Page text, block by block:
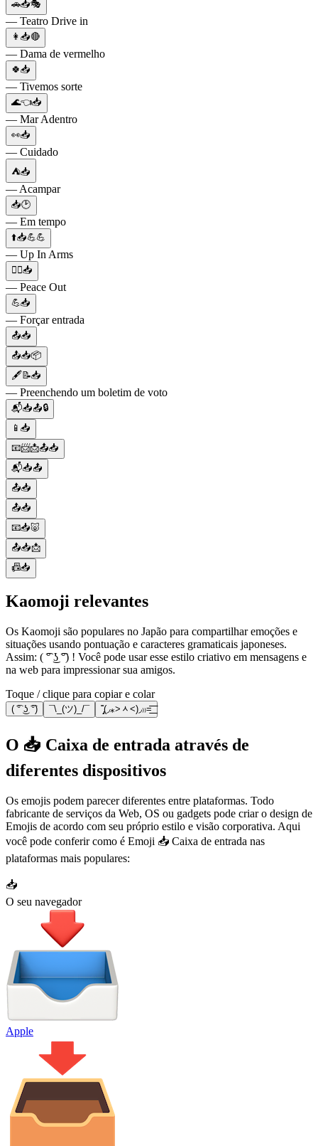
🚗📥🎭
— Teatro Drive in
👩📥🔴
— Dama de vermelho
🍀📥
— Tivemos sorte
🌊👈📥
— Mar Adentro
👀📥
— Cuidado
⛺️📥
— Acampar
📥🕑
— Em tempo
⬆️📥💪💪
— Up In Arms
✌🏻📥
— Peace Out
💪📥
— Forçar entrada
📤📥
📤📥📦
🖋📝📥
— Preenchendo um boletim de voto
📬📥📤🔒
📱📥
📧📨📩📤📥
📬📥📤
📤📥
📤📥
📧📥🐷
📤📥📩
📠📥
Kaomoji relevantes
Os Kaomoji são populares no Japão para compartilhar emoções e
situações usando pontuação e caracteres gramaticais japoneses.
Assim: ( ͡° ͜ʖ ͡°) ! Você pode usar esse estilo criativo em mensagens e
na web para impressionar sua amigos.
Toque / clique para copiar e colar
( ͡° ͜ʖ ͡°) ¯\_(ツ)_/¯ ˭̡̞(◞⁎˃ᆺ˂)◞₎₎=͟͟͞͞
O 📥 Caixa de entrada através de
diferentes dispositivos
Os emojis podem parecer diferentes entre plataformas. Todo
fabricante de serviços da Web, OS ou gadgets pode criar o design de
Emojis de acordo com seu próprio estilo e visão corporativa. Aqui
você pode conferir como é Emoji 📥 Caixa de entrada nas
plataformas mais populares:
📥
O seu navegador
Apple